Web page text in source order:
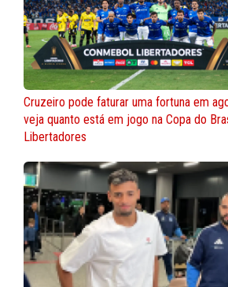
Cruzeiro pode faturar uma fortuna em
veja quanto está em jogo na Copa do
Libertadores